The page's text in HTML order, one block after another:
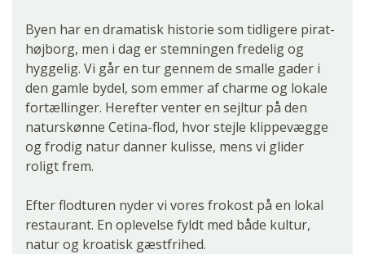
Byen har en dramatisk historie som tidligere pirat-
højborg, men i dag er stemningen fredelig og
hyggelig. Vi går en tur gennem de smalle gader i
den gamle bydel, som emmer af charme og lokale
fortællinger. Herefter venter en sejltur på den
naturskønne Cetina-flod, hvor stejle klippevægge
og frodig natur danner kulisse, mens vi glider
roligt frem.
Efter flodturen nyder vi vores frokost på en lokal
restaurant. En oplevelse fyldt med både kultur,
natur og kroatisk gæstfrihed.